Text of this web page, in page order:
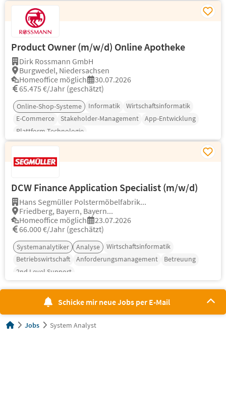
Product Owner (m/w/d) Online Apotheke
Dirk Rossmann GmbH
Burgwedel, Niedersachsen
Homeoffice möglich
30.07.2026
65.475 €/Jahr (geschätzt)
Online-Shop-Systeme Informatik
Wirtschaftsinformatik
E-Commerce
Stakeholder-Management
App-Entwicklung
Plattform-Technologie
DCW Finance Application Specialist (m/w/d)
Hans Segmüller Polstermöbelfabrik...
Friedberg, Bayern, Bayern...
Homeoffice möglich
23.07.2026
66.000 €/Jahr (geschätzt)
Systemanalytiker Analyse
Wirtschaftsinformatik
Betriebswirtschaft
Anforderungsmanagement
Betreuung
2nd Level Support
Schicke mir neue Jobs per E-Mail
Jobs System Analyst